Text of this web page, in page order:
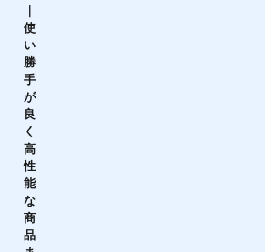
｜
使
い
勝
手
が
良
く
高
性
能
な
商
品